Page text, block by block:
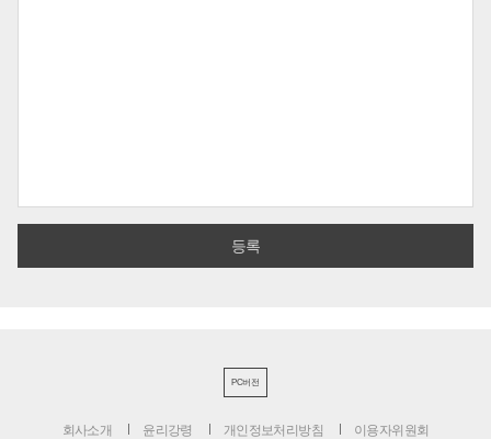
PC버전
회사소개 윤리강령 개인정보처리방침 이용자위원회